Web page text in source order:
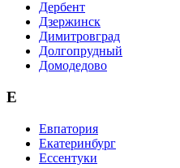
Дербент
Дзержинск
Димитровград
Долгопрудный
Домодедово
Е
Евпатория
Екатеринбург
Ессентуки